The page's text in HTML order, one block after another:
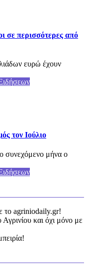
σε περισσότερες από
ευρώ έχουν
τον Ιούλιο
συνεχόμενο μήνα ο
το agriniodaily.gr!
και όχι μόνο με